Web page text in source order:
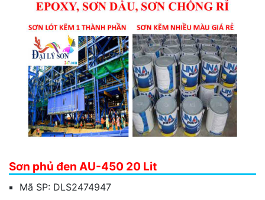
Sơn phủ đen AU-450 20 Lit
Mã SP: DLS2474947